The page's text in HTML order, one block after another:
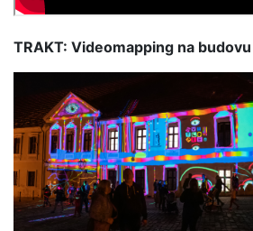
TRAKT: Videomapping na